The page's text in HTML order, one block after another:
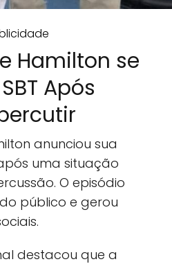
Hamilton se
Após
anunciou sua
uma situação
O episódio
público e gerou
destacou que a